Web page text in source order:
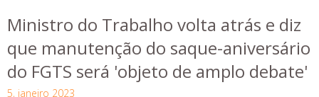
Ministro do Trabalho volta atrás e diz
que manutenção do saque-aniversário
do FGTS será 'objeto de amplo debate'
5, janeiro 2023